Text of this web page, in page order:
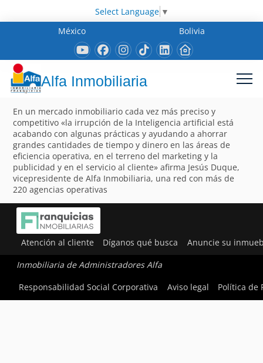
Select Language ▼
México
Bolivia
Alfa Inmobiliaria
En un mercado inmobiliario cada vez más preciso y
competitivo «la irrupción de la Inteligencia artificial está
acabando con algunas prácticas y ayudando a ahorrar
grandes cantidades de tiempo y dinero en las áreas de
eficiencia operativa, en el terreno del marketing y la
publicidad y en el servicio al cliente» afirma Jesús Duque,
vicepresidente de Alfa Inmobiliaria, una red con más de
220 agencias operativas
Atención al cliente Díganos qué busca Anuncie su
Inmobiliaria de Administradores Alfa
Responsabilidad Social Corporativa
Aviso legal Política de